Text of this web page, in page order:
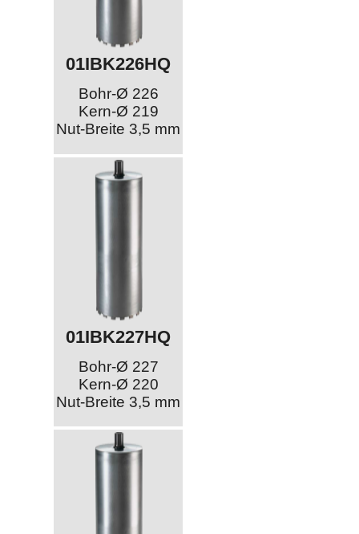
01IBK226HQ
Bohr-Ø 226
Kern-Ø 219
Nut-Breite 3,5 mm
01IBK227HQ
Bohr-Ø 227
Kern-Ø 220
Nut-Breite 3,5 mm